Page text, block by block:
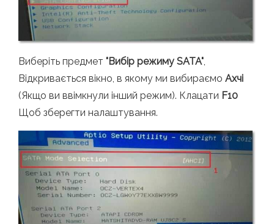
Виберіть предмет "Вибір режиму SATA",
Відкривається вікно, в якому ми вибираємо Ахчі
(Якщо ви ввімкнули інший режим). Клацати F10
Щоб зберегти налаштування.